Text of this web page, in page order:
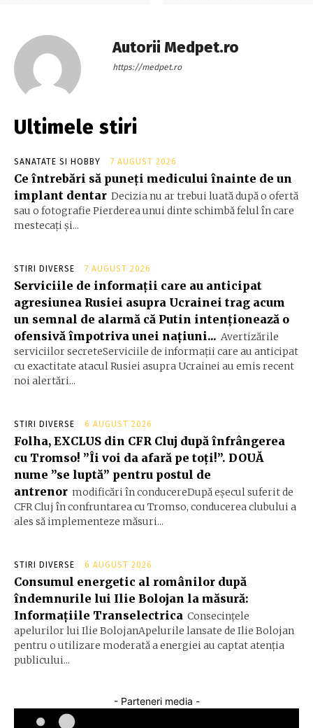
Autorii Medpet.ro
https://medpet.ro
Ultimele stiri
SANATATE SI HOBBY 7 AUGUST 2026
Ce întrebări să puneți medicului înainte de un
implant dentar Decizia nu ar trebui luată după o ofertă
sau o fotografie Pierderea unui dinte schimbă felul în care
mestecați și...
STIRI DIVERSE 7 AUGUST 2026
Serviciile de informații care au anticipat
agresiunea Rusiei asupra Ucrainei trag acum
un semnal de alarmă că Putin intenționează o
ofensivă împotriva unei națiuni... Avertizările
serviciilor secreteServiciile de informații care au anticipat
cu exactitate atacul Rusiei asupra Ucrainei au emis recent
noi alertări...
STIRI DIVERSE 6 AUGUST 2026
Folha, EXCLUS din CFR Cluj după înfrângerea
cu Tromso! ”Îi voi da afară pe toți!”. DOUĂ
nume ”se luptă” pentru postul de
antrenor modificări în conducereDupă eșecul suferit de
CFR Cluj în confruntarea cu Tromso, conducerea clubului a
ales să implementeze măsuri...
STIRI DIVERSE 6 AUGUST 2026
Consumul energetic al românilor după
îndemnurile lui Ilie Bolojan la măsură:
Informațiile Transelectrica Consecințele
apelurilor lui Ilie BolojanApelurile lansate de Ilie Bolojan
pentru o utilizare moderată a energiei au captat atenția
publicului...
- Parteneri media -